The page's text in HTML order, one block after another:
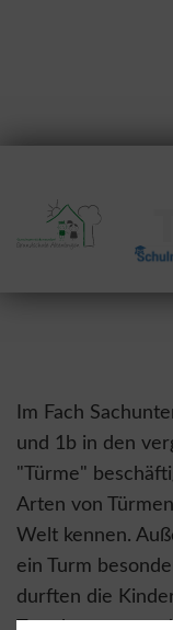
Im Fach
und 1b in den
"Türme"
Arten von
Welt kennen.
ein Turm
durften die